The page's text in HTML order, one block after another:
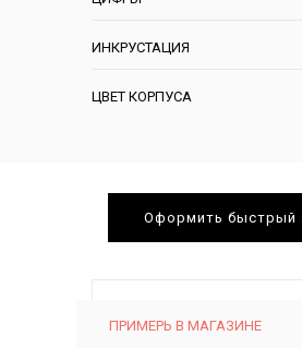
ИНКРУСТАЦИЯ
ЦВЕТ КОРПУСА
Оформить быстрый
ПРИМЕРЬ В МАГАЗИНЕ